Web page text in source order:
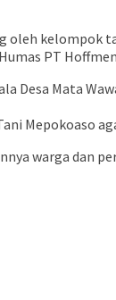
PT
Desa Mata
Mepokoaso
warga